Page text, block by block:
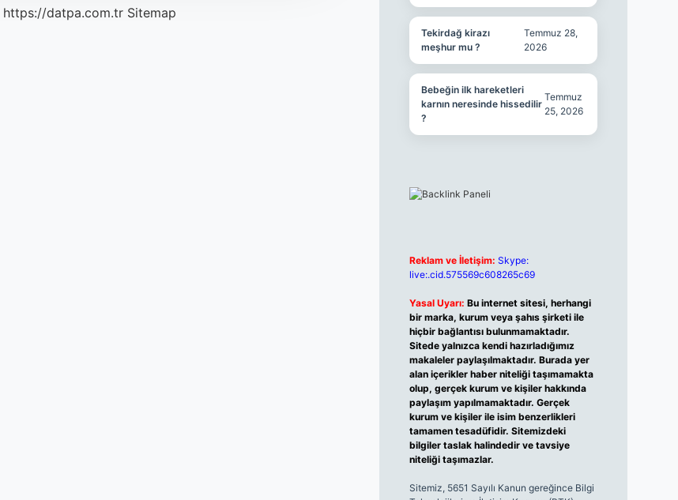
https://datpa.com.tr Sitemap
Tekirdağ kirazı
meşhur mu ?
Temmuz 28,
2026
Bebeğin ilk hareketleri
karnın neresinde hissedilir
?
Temmuz
25, 2026
Reklam ve İletişim: Skype:
live:.cid.575569c608265c69
Yasal Uyarı: Bu internet sitesi, herhangi
bir marka, kurum veya şahıs şirketi ile
hiçbir bağlantısı bulunmamaktadır.
Sitede yalnızca kendi hazırladığımız
makaleler paylaşılmaktadır. Burada yer
alan içerikler haber niteliği taşımamakta
olup, gerçek kurum ve kişiler hakkında
paylaşım yapılmamaktadır. Gerçek
kurum ve kişiler ile isim benzerlikleri
tamamen tesadüfidir. Sitemizdeki
bilgiler taslak halindedir ve tavsiye
niteliği taşımazlar.
Sitemiz, 5651 Sayılı Kanun gereğince Bilgi